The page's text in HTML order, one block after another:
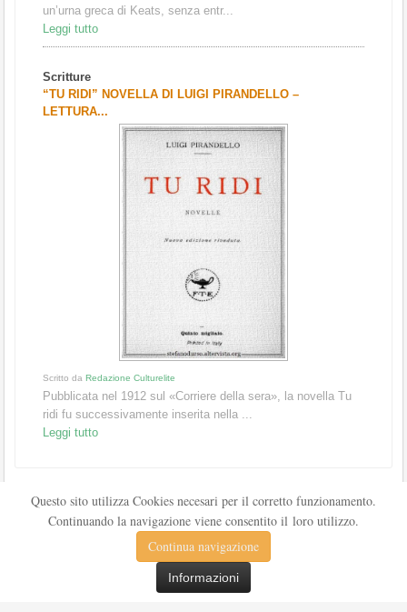
un’urna greca di Keats, senza entr...
Leggi tutto
Scritture
“TU RIDI” NOVELLA DI LUIGI PIRANDELLO –
LETTURA...
Scritto da Redazione Culturelite
Pubblicata nel 1912 sul «Corriere della sera», la novella Tu
ridi fu successivamente inserita nella ...
Leggi tutto
Questo sito utilizza Cookies necesari per il corretto funzionamento.
Continuando la navigazione viene consentito il loro utilizzo.
Continua navigazione
Informazioni